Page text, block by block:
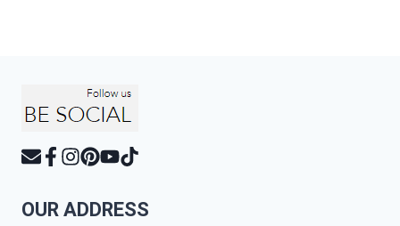
OUR ADDRESS